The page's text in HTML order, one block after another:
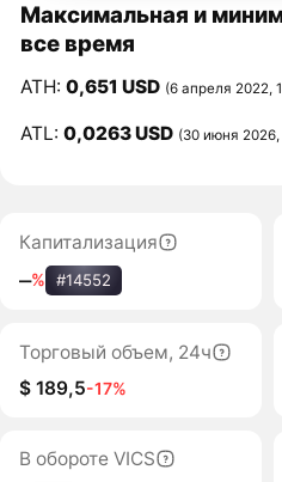
Максимальная и
все время
ATH:0,651 USD (6 апреля 2022,
ATL:0,0263 USD (30 июня 2026,
Капитализация
‒% #14552
Торговый объем, 24ч
$ 189,5-17%
В обороте VICS